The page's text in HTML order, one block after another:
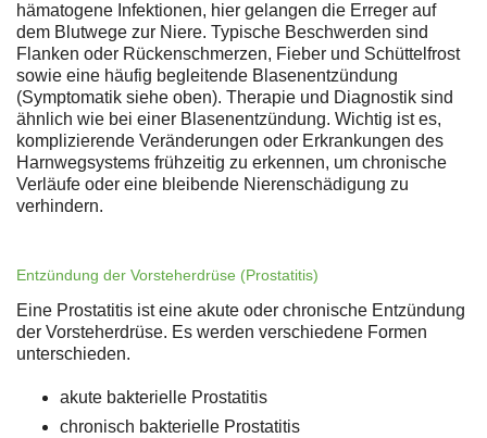
hämatogene Infektionen, hier gelangen die Erreger auf
dem Blutwege zur Niere. Typische Beschwerden sind
Flanken oder Rückenschmerzen, Fieber und Schüttelfrost
sowie eine häufig begleitende Blasenentzündung
(Symptomatik siehe oben). Therapie und Diagnostik sind
ähnlich wie bei einer Blasenentzündung. Wichtig ist es,
komplizierende Veränderungen oder Erkrankungen des
Harnwegsystems frühzeitig zu erkennen, um chronische
Verläufe oder eine bleibende Nierenschädigung zu
verhindern.
Entzündung der Vorsteherdrüse (Prostatitis)
Eine Prostatitis ist eine akute oder chronische Entzündung
der Vorsteherdrüse. Es werden verschiedene Formen
unterschieden.
akute bakterielle Prostatitis
chronisch bakterielle Prostatitis